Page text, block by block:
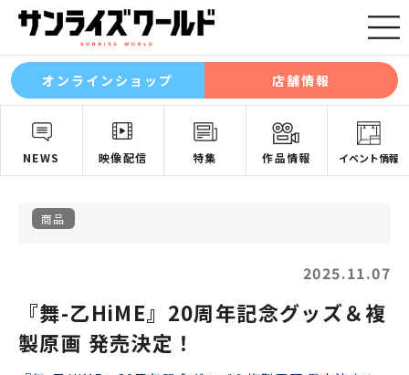
オンラインショップ 店舗情報
NEWS 映像配信 特集 作品情報 イベント情報
商品
2025.11.07
『舞-乙HiME』20周年記念グッズ＆複
製原画 発売決定！